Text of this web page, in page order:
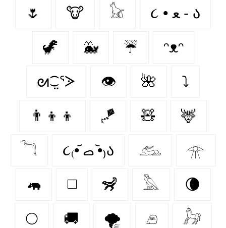
🌷 🐮 𓃠 ૮ • ﻌ - ა⁩
🦖 🐳 ☔ ᵔᴥᵔ
ᘛ⁐̤ᕐᐷ 👁️ 🌺 ⤵
👨‍👦‍👦 🪁 🧸 🦌
𓆓 ૮₍•᷄ ࡇ •᷅₎ა 𓃹 𓁿
🦛 ◻️ 🦨 𓅓 🌘
🌕 🚚 🌪️ 𓂉 𓃗